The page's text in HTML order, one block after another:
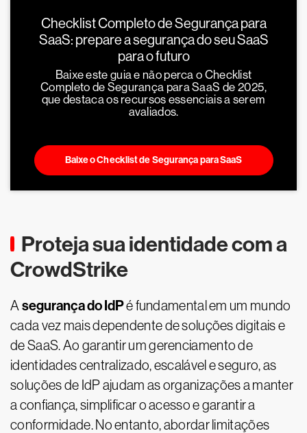
Checklist Completo de Segurança para
SaaS: prepare a segurança do seu SaaS
para o futuro
Baixe este guia e não perca o Checklist
Completo de Segurança para SaaS de 2025,
que destaca os recursos essenciais a serem
avaliados.
Baixe o Checklist de Segurança para SaaS
Proteja sua identidade com a
CrowdStrike
A segurança do IdPé fundamental em um mundo
cada vez mais dependente de soluções digitais e
de SaaS. Ao garantir um gerenciamento de
identidades centralizado, escalável e seguro, as
soluções de IdP ajudam as organizações a manter
a confiança, simplificar o acesso e garantir a
conformidade. No entanto, abordar limitações